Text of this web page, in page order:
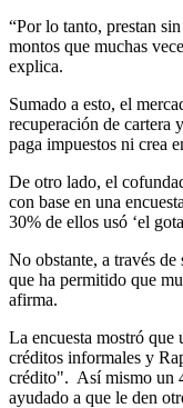
“Por lo tanto, prestan
montos que muchas
explica.
Sumado a esto, el
recuperación de cartera
paga impuestos ni crea
De otro lado, el
con base en una
30% de ellos usó ‘el
No obstante, a través
que ha permitido que
afirma.
La encuesta mostró que
créditos informales y
crédito". Así mismo un
ayudado a que le den